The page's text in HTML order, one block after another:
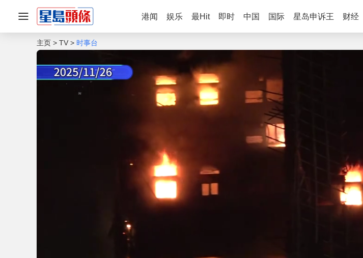
港闻 娱乐 最Hit 即时 中国 国际 星岛申诉王 财经
主页 TV 时事台